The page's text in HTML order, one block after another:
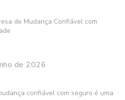
de 2026
confiável com seguro é uma